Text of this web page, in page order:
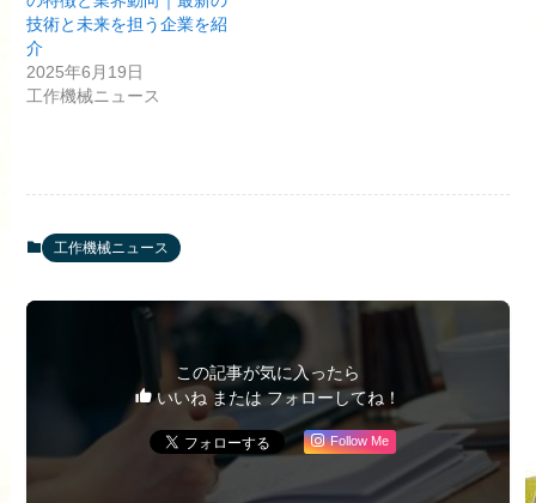
技術と未来を担う企業を紹
介
2025年6月19日
工作機械ニュース
工作機械ニュース
この記事が気に入ったら
いいね または フォローしてね！
Follow Me